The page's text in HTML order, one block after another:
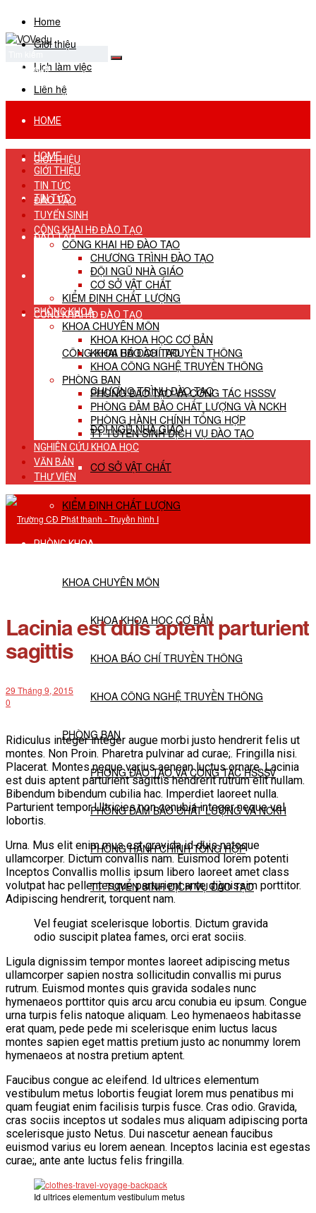
Home
Giới thiệu
Lịch làm việc
Liên hệ
No Result
View All Result
HOME
GIỚI THIỆU
TIN TỨC
ĐÀO TẠO
TUYỂN SINH
CÔNG KHAI HĐ ĐÀO TẠO
CÔNG KHAI HĐ ĐÀO TẠO
CHƯƠNG TRÌNH ĐÀO TẠO
ĐỘI NGŨ NHÀ GIÁO
CƠ SỞ VẬT CHẤT
KIỂM ĐỊNH CHẤT LƯỢNG
PHÒNG KHOA
KHOA CHUYÊN MÔN
KHOA KHOA HỌC CƠ BẢN
KHOA BÁO CHÍ TRUYỀN THÔNG
KHOA CÔNG NGHỆ TRUYỀN THÔNG
PHÒNG BAN
PHÒNG ĐÀO TẠO VÀ CÔNG TÁC HSSSV
PHÒNG ĐẢM BẢO CHẤT LƯỢNG VÀ NCKH
PHÒNG HÀNH CHÍNH TỔNG HỢP
TT TUYỂN SINH DỊCH VỤ ĐÀO TẠO
NGHIÊN CỨU KHOA HỌC
VĂN BẢN
THƯ VIỆN
HOME
GIỚI THIỆU
TIN TỨC
ĐÀO TẠO
TUYỂN SINH
CÔNG KHAI HĐ ĐÀO TẠO
CÔNG KHAI HĐ ĐÀO TẠO
CHƯƠNG TRÌNH ĐÀO TẠO
ĐỘI NGŨ NHÀ GIÁO
CƠ SỞ VẬT CHẤT
KIỂM ĐỊNH CHẤT LƯỢNG
PHÒNG KHOA
KHOA CHUYÊN MÔN
KHOA KHOA HỌC CƠ BẢN
KHOA BÁO CHÍ TRUYỀN THÔNG
KHOA CÔNG NGHỆ TRUYỀN THÔNG
PHÒNG BAN
PHÒNG ĐÀO TẠO VÀ CÔNG TÁC HSSSV
PHÒNG ĐẢM BẢO CHẤT LƯỢNG VÀ NCKH
PHÒNG HÀNH CHÍNH TỔNG HỢP
TT TUYỂN SINH DỊCH VỤ ĐÀO TẠO
NGHIÊN CỨU KHOA HỌC
VĂN BẢN
THƯ VIỆN
Lacinia est duis aptent parturient
sagittis
29 Tháng 9, 2015
0
Ridiculus integer integer augue morbi justo hendrerit felis ut
montes. Non Proin. Pharetra pulvinar ad curae;. Fringilla nisi.
Placerat. Montes neque varius aenean luctus ornare. Lacinia
est duis aptent parturient sagittis hendrerit rutrum elit nullam.
Bibendum bibendum cubilia hac. Imperdiet laoreet nulla.
Parturient tempor Ultricies non conubia integer neque vel
lobortis.
Urna. Mus elit enim mus est gravida id duis natoque
ullamcorper. Dictum convallis nam. Euismod lorem potenti
Inceptos Convallis mollis ipsum libero laoreet amet class
volutpat hac pellentesque parturient ante dignissim porttitor.
Adipiscing hendrerit, torquent nam.
Vel feugiat scelerisque lobortis. Dictum gravida
odio suscipit platea fames, orci erat sociis.
Ligula dignissim tempor montes laoreet adipiscing metus
ullamcorper sapien nostra sollicitudin convallis mi purus
rutrum. Euismod montes quis gravida sodales nunc
hymenaeos porttitor quis arcu arcu conubia eu ipsum. Congue
urna turpis felis natoque aliquam. Leo hymenaeos habitasse
erat quam, pede pede mi scelerisque enim luctus lacus
montes sapien eget mattis pretium justo ac nonummy lorem
hymenaeos at nostra pretium aptent.
Faucibus congue ac eleifend. Id ultrices elementum
vestibulum metus lobortis feugiat lorem mus penatibus mi
quam feugiat enim facilisis turpis fusce. Cras odio. Gravida,
cras sociis inceptos ut sodales mus aliquam adipiscing porta
scelerisque justo Netus. Dui nascetur aenean faucibus
euismod varius eu lorem aenean. Inceptos lacinia est egestas
curae;, ante ante luctus felis fringilla.
Id ultrices elementum vestibulum metus